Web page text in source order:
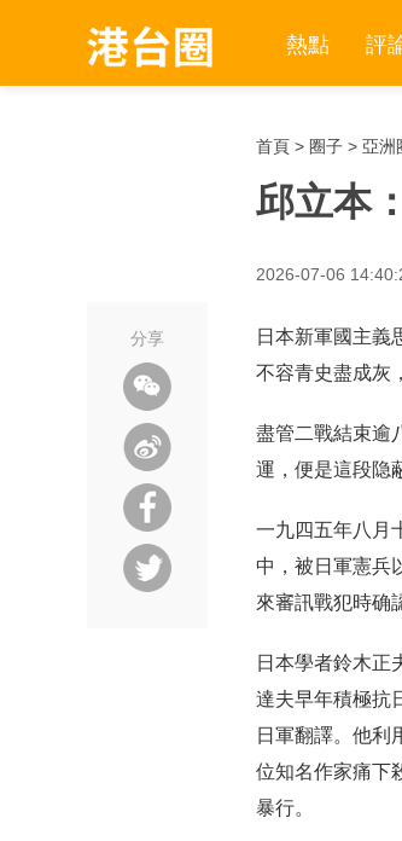
熱點 評
首頁 > 圈子 > 亞洲
邱立本
2026-07-06
分享
日本新軍國主義
不容青史盡成灰
盡管二戰結束逾
運，便是這段隐
一九四五年八月
中，被日軍憲兵
來審訊戰犯時确
日本學者鈴木正
達夫早年積極抗
日軍翻譯。他利
位知名作家痛下
暴行。